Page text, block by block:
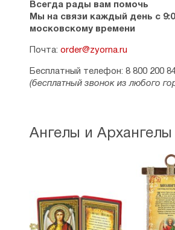
Всегда рады вам помочь
Мы на связи каждый день с
московскому времени
Почта: order@zyorna.ru
Бесплатный телефон: 8 800 200
(бесплатный звонок из любого
Ангелы и Архангелы